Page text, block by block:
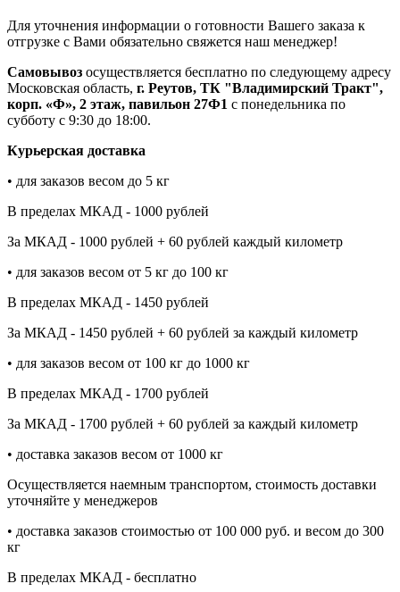
Для уточнения информации о готовности Вашего заказа к
отгрузке с Вами обязательно свяжется наш менеджер!
Самовывоз осуществляется бесплатно по следующему адресу
Московская область, г. Реутов, ТК "Владимирский Тракт",
корп. «Ф», 2 этаж, павильон 27Ф1 с понедельника по
субботу с 9:30 до 18:00.
Курьерская доставка
• для заказов весом до 5 кг
В пределах МКАД - 1000 рублей
За МКАД - 1000 рублей + 60 рублей каждый километр
• для заказов весом от 5 кг до 100 кг
В пределах МКАД - 1450 рублей
За МКАД - 1450 рублей + 60 рублей за каждый километр
• для заказов весом от 100 кг до 1000 кг
В пределах МКАД - 1700 рублей
За МКАД - 1700 рублей + 60 рублей за каждый километр
• доставка заказов весом от 1000 кг
Осуществляется наемным транспортом, стоимость доставки
уточняйте у менеджеров
• доставка заказов стоимостью от 100 000 руб. и весом до 300
кг
В пределах МКАД - бесплатно